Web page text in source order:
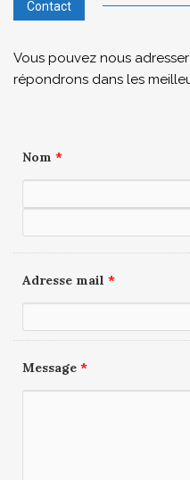
Contact
Vous pouvez nous
répondrons dans les
Nom *
Adresse mail *
Message *